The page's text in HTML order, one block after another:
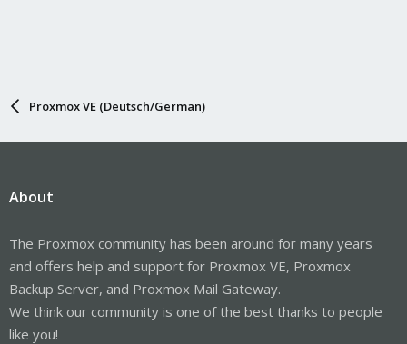
Proxmox VE (Deutsch/German)
About
The Proxmox community has been around for many years
and offers help and support for Proxmox VE, Proxmox
Backup Server, and Proxmox Mail Gateway.
We think our community is one of the best thanks to people
like you!